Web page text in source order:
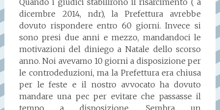
dicembre 2014, ndr), la Prefettura avrebbe
dovuto rispondere entro 60 giorni. Invece si
sono presi due anni e mezzo, mandandoci le
motivazioni del diniego a Natale dello scorso
anno. Noi avevamo 10 giorni a disposizione per
le controdeduzioni, ma la Prefettura era chiusa
per le feste e il nostro avvocato ha dovuto
mandare una pec per evitare che passasse il
tempo a disposizione. Sembra un